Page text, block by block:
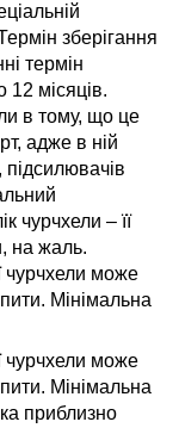
зберігання
термін
місяців.
в тому, що це
адже в ній
чурчхели – її
на жаль.
чурчхели може
Мінімальна
чурчхели може
Мінімальна
приблизно